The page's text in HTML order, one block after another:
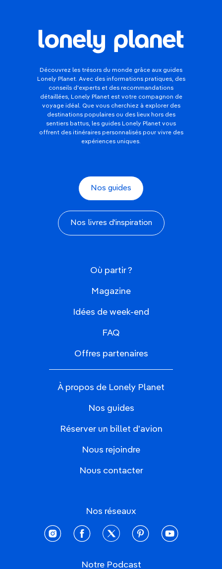
Découvrez les trésors du monde grâce aux guides
Lonely Planet. Avec des informations pratiques, des
conseils d'experts et des recommandations
détaillées, Lonely Planet est votre compagnon de
voyage idéal. Que vous cherchiez à explorer des
destinations populaires ou des lieux hors des
sentiers battus, les guides Lonely Planet vous
offrent des itinéraires personnalisés pour vivre des
expériences uniques.
Nos guides
Nos livres d'inspiration
Où partir ?
Magazine
Idées de week-end
FAQ
Offres partenaires
À propos de Lonely Planet
Nos guides
Réserver un billet d'avion
Nous rejoindre
Nous contacter
Nos réseaux
instagramfacebooktwitter pinterestyoutube
Notre Podcast